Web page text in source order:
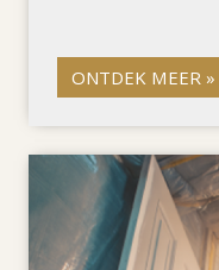
ONTDEK MEER »